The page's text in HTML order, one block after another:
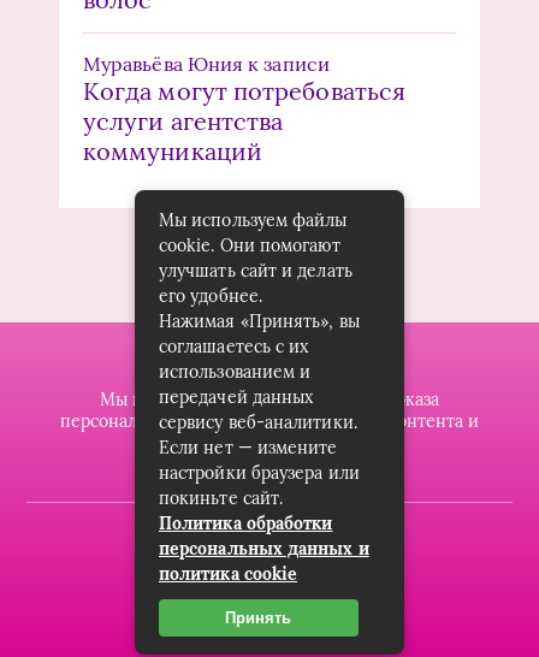
Муравьёва Юния к записи
Когда могут потребоваться
услуги агентства
коммуникаций
Мы используем файлы cookie для показа
персонализированной рекламы и/или контента и
анализа нашего трафика.
2019-2023 © dzintarsshop.ru
Карта сайта
Пользовательское соглашение
Мы используем файлы
cookie. Они помогают
улучшать сайт и делать
его удобнее.
Нажимая «Принять», вы
соглашаетесь с их
использованием и
передачей данных
сервису веб-аналитики.
Если нет — измените
настройки браузера или
покиньте сайт.
Политика обработки
персональных данных и
политика cookie
Принять